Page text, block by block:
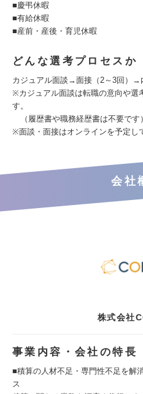
■慶弔休暇
■有給休暇
■産前・産後・育児休暇
どんな選考プロセスか
カジュアル面談→面接（2～3回）
※カジュアル面談は転職の意向や選
す。
（履歴書や職務経歴書は不要です）
※面談・面接はオンラインを予定し
会社
株式会社
事業内容・会社の特長
■積算の人材不足・専門性不足を解
ス